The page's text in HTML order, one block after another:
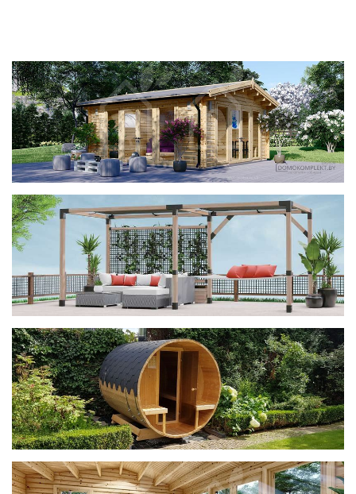
фотогалерея
ДОМИКИ
фотогалерея
Беседки CUBE